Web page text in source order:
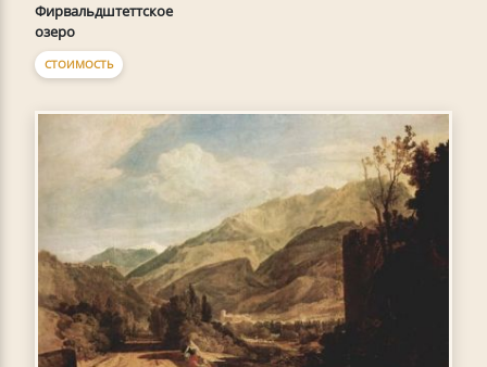
Фирвальдштеттское
озеро
СТОИМОСТЬ